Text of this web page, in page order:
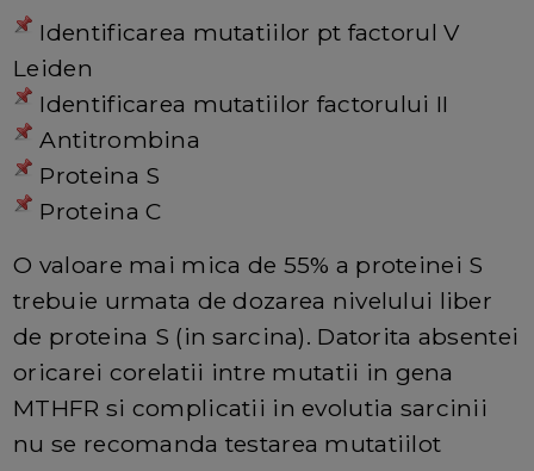
Identificarea mutatiilor pt factorul V
Leiden
Identificarea mutatiilor factorului II
Antitrombina
Proteina S
Proteina C
O valoare mai mica de 55% a proteinei S
trebuie urmata de dozarea nivelului liber
de proteina S (in sarcina). Datorita absentei
oricarei corelatii intre mutatii in gena
MTHFR si complicatii in evolutia sarcinii
nu se recomanda testarea mutatiilot